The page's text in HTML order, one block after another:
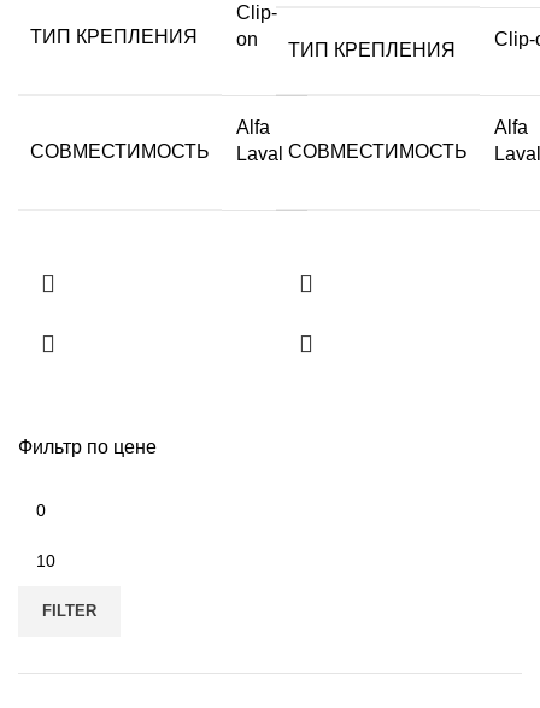
Фильтр по цене
FILTER
ТИП КРЕПЛЕНИЯ
Clip-
on
СОВМЕСТИМОСТЬ
Alfa
Laval
ТИП КРЕПЛЕНИЯ
Clip-
СОВМЕСТИМОСТЬ
Alfa
Laval